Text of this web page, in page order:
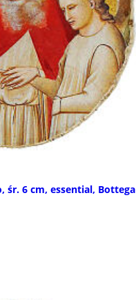
śr. 6 cm, essential, Bottega